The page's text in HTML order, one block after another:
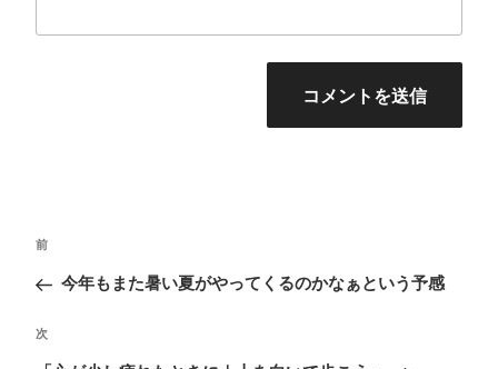
投
ナ
ビ
ゲ
前
の
稿
前
今年もまた暑い夏がやってくるのかなぁという予感
次
次